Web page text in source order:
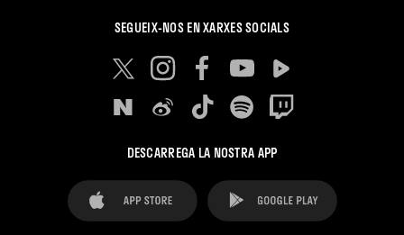
SEGUEIX-NOS EN XARXES SOCIALS
DESCARREGA LA NOSTRA APP